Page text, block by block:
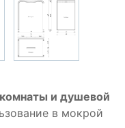
и душевой
в мокрой